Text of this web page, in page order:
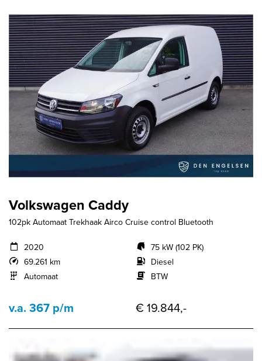
Volkswagen Caddy
102pk Automaat Trekhaak Airco Cruise control Bluetooth
2020
69.261 km
Automaat
75 kW (102 PK)
Diesel
BTW
v.a. 367 p/m € 19.844,-